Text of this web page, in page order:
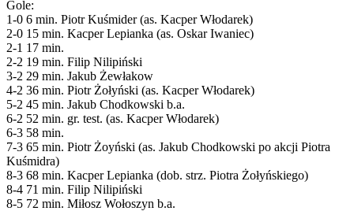
Gole:
1-0 6 min. Piotr Kuśmider (as. Kacper Włodarek)
2-0 15 min. Kacper Lepianka (as. Oskar Iwaniec)
2-1 17 min.
2-2 19 min. Filip Nilipiński
3-2 29 min. Jakub Żewłakow
4-2 36 min. Piotr Żołyński (as. Kacper Włodarek)
5-2 45 min. Jakub Chodkowski b.a.
6-2 52 min. gr. test. (as. Kacper Włodarek)
6-3 58 min.
7-3 65 min. Piotr Żoyński (as. Jakub Chodkowski po akcji Piotra
Kuśmidra)
8-3 68 min. Kacper Lepianka (dob. strz. Piotra Żołyńskiego)
8-4 71 min. Filip Nilipiński
8-5 72 min. Miłosz Wołoszyn b.a.